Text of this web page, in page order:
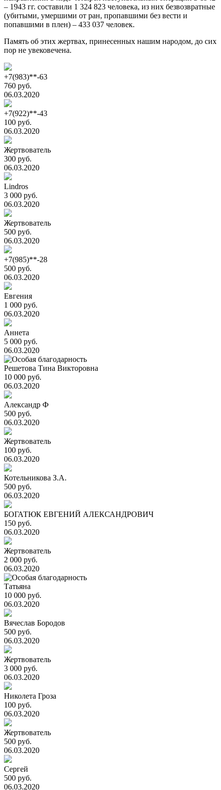
– 1943 гг. составили 1 324 823 человека, из них безвозвратные
(убитыми, умершими от ран, пропавшими без вести и
попавшими в плен) – 433 037 человек.
Память об этих жертвах, принесенных нашим народом, до сих
пор не увековечена.
+7(983)**-63
760 руб.
06.03.2020
+7(922)**-43
100 руб.
06.03.2020
Жертвователь
300 руб.
06.03.2020
Lindros
3 000 руб.
06.03.2020
Жертвователь
500 руб.
06.03.2020
+7(985)**-28
500 руб.
06.03.2020
Евгения
1 000 руб.
06.03.2020
Аннета
5 000 руб.
06.03.2020
Решетова Тина Викторовна
10 000 руб.
06.03.2020
Александр Ф
500 руб.
06.03.2020
Жертвователь
100 руб.
06.03.2020
Котельникова З.А.
500 руб.
06.03.2020
БОГАТЮК ЕВГЕНИЙ АЛЕКСАНДРОВИЧ
150 руб.
06.03.2020
Жертвователь
2 000 руб.
06.03.2020
Татьяна
10 000 руб.
06.03.2020
Вячеслав Бородов
500 руб.
06.03.2020
Жертвователь
3 000 руб.
06.03.2020
Николета Гроза
100 руб.
06.03.2020
Жертвователь
500 руб.
06.03.2020
Сергей
500 руб.
06.03.2020